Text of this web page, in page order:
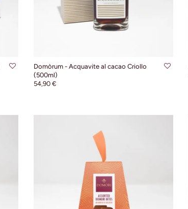
Domòrum - Acquavite al cacao Criollo
(500ml)
54,90 €